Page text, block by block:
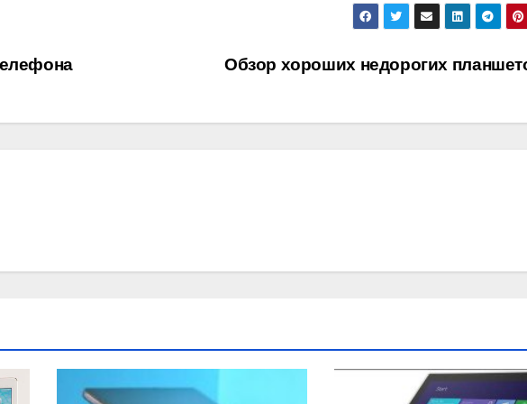
Обзор хороших недорогих